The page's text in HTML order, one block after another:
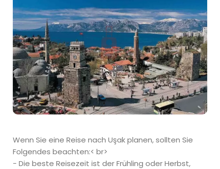
Wenn Sie eine Reise nach Uşak planen, sollten Sie
Folgendes beachten:< br>
- Die beste Reisezeit ist der Frühling oder Herbst,